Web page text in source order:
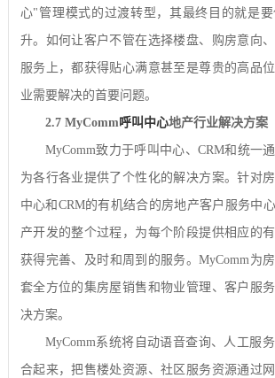
心"管理模式的过渡转型，其最终目的就是
升。如何让客户不管在选择楼盘、购房意向
服务上，都获得贴心满意甚至是尊贵的高品
业需要解决的首要问题。
2.7 MyComm呼叫中心地产行业解决方案
MyComm致力于呼叫中心、 CRM和统一
为各行各业提供了个性化的解决方案。针对
中心和 CRM的有机结合的房地产客户服务中
产开发的整个过程，为每个阶段提供相应的
获得完善、及时和周到的服务。MyComm为
套全方位的集房屋销售和物业管理、客户服
决方案。
MyComm系统将自动语音查询、人工服
合起来，把售楼处资源、社区服务资源通过